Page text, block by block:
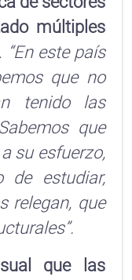
múltiples
. “En este país
que no
tenido las
que
su esfuerzo,
de estudiar,
relegan, que
que las